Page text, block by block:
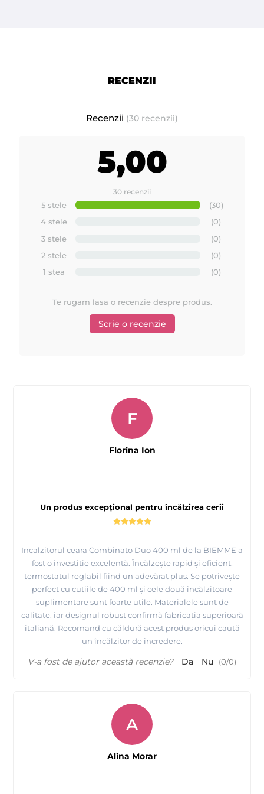
producatorii echipamentelor electrice si electronice (EEE) si
la stat pentru a putea gestiona colectarea deseurilor de
echipamente electrice si electronice (DEEE).
Calitate superioara.
Fabricat in ITALIA de BIEMME
fabrica BIEMME din ITALIA
RECENZII
Recenzii (30 recenzii)
5,00
30 recenzii
5 stele
(30)
4 stele
(0)
3 stele
(0)
2 stele
(0)
1 stea
(0)
Te rugam lasa o recenzie despre produs.
Scrie o recenzie
Un produs excepțional pentru încălzirea cerii
Incalzitorul ceara Combinato Duo 400 ml de la BIEMME a
fost o investiție excelentă. Încălzește rapid și eficient,
termostatul reglabil fiind un adevărat plus. Se potrivește
perfect cu cutiile de 400 ml și cele două încălzitoare
suplimentare sunt foarte utile. Materialele sunt de
calitate, iar designul robust confirmă fabricația superioară
italiană. Recomand cu căldură acest produs oricui caută
un încălzitor de încredere.
F
Florina Ion
V-a fost de ajutor această recenzie? Da Nu (0/0)
A
Alina Morar